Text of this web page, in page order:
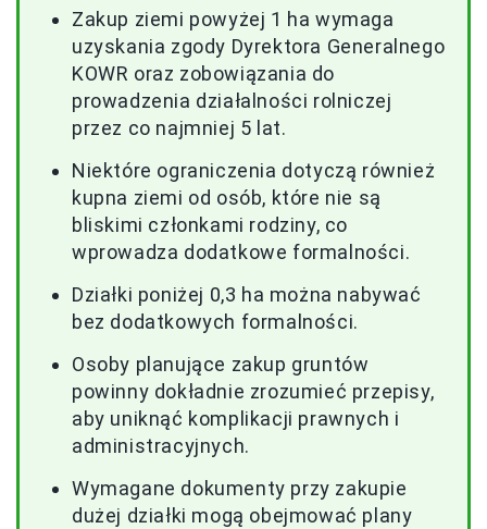
Zakup ziemi powyżej 1 ha wymaga
uzyskania zgody Dyrektora Generalnego
KOWR oraz zobowiązania do
prowadzenia działalności rolniczej
przez co najmniej 5 lat.
Niektóre ograniczenia dotyczą również
kupna ziemi od osób, które nie są
bliskimi członkami rodziny, co
wprowadza dodatkowe formalności.
Działki poniżej 0,3 ha można nabywać
bez dodatkowych formalności.
Osoby planujące zakup gruntów
powinny dokładnie zrozumieć przepisy,
aby uniknąć komplikacji prawnych i
administracyjnych.
Wymagane dokumenty przy zakupie
dużej działki mogą obejmować plany